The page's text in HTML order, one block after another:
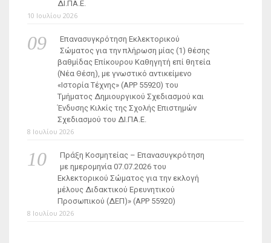
ΔΙ.ΠΑ.Ε.
10 Ιουλίου 2026
Επανασυγκρότηση Εκλεκτορικού
Σώματος για την πλήρωση μίας (1) θέσης
βαθμίδας Επίκουρου Καθηγητή επί θητεία
(Νέα Θέση), με γνωστικό αντικείμενο
«Ιστορία Τέχνης» (ΑΡΡ 55920) του
Τμήματος Δημιουργικού Σχεδιασμού και
Ένδυσης Κιλκίς της Σχολής Επιστημών
Σχεδιασμού του ΔΙ.ΠΑ.Ε.
8 Ιουλίου 2026
Πράξη Κοσμητείας – Επανασυγκρότηση
με ημερομηνία 07.07.2026 του
Εκλεκτορικού Σώματος για την εκλογή
μέλους Διδακτικού Ερευνητικού
Προσωπικού (ΔΕΠ)» (APP 55920)
8 Ιουλίου 2026